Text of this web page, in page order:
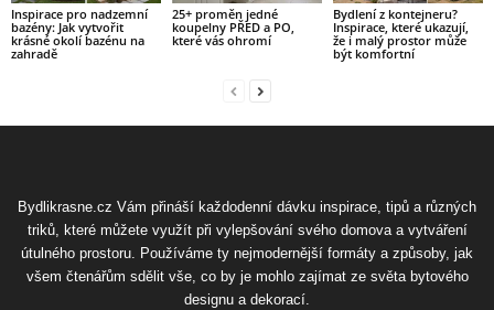
Inspirace pro nadzemní
bazény: Jak vytvořit
krásné okolí bazénu na
zahradě
25+ proměn jedné
koupelny PŘED a PO,
které vás ohromí
Bydlení z kontejneru?
Inspirace, které ukazují,
že i malý prostor může
být komfortní
Bydlikrasne.cz Vám přináší každodenní dávku inspirace, tipů a různých
triků, které můžete využít při vylepšování svého domova a vytváření
útulného prostoru. Používáme ty nejmodernější formáty a způsoby, jak
všem čtenářům sdělit vše, co by je mohlo zajímat ze světa bytového
designu a dekorací.